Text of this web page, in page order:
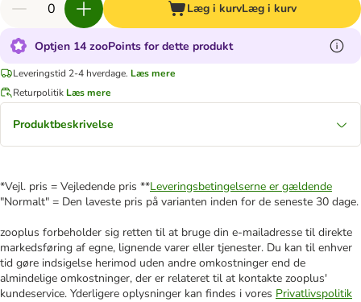
Læg i kurvLæg i kurv
Optjen 14 zooPoints for dette produkt
Leveringstid 2-4 hverdage. Læs mere
Returpolitik Læs mere
Produktbeskrivelse
*Vejl. pris = Vejledende pris **Leveringsbetingelserne er gældende
"Normalt" = Den laveste pris på varianten inden for de seneste 30 dage.
zooplus forbeholder sig retten til at bruge din e-mailadresse til direkte
markedsføring af egne, lignende varer eller tjenester. Du kan til enhver
tid gøre indsigelse herimod uden andre omkostninger end de
almindelige omkostninger, der er relateret til at kontakte zooplus'
kundeservice. Yderligere oplysninger kan findes i vores Privatlivspolitik